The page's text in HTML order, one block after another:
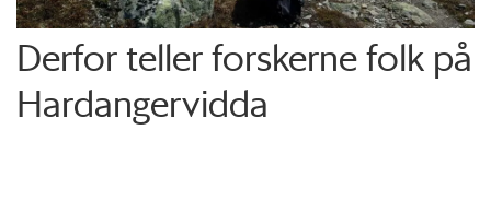
Derfor teller forskerne folk på
Hardangervidda